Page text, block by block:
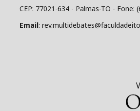
CEP: 77021-634 - Palmas-TO - Fone:
Email: